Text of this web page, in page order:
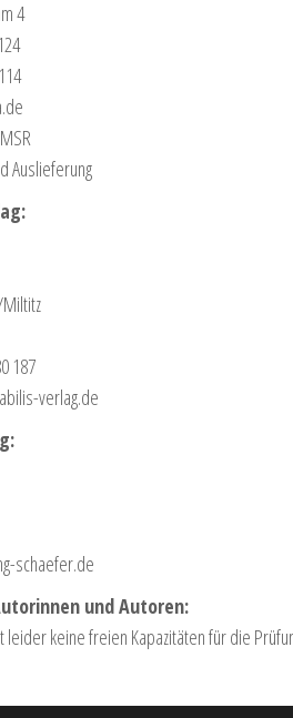
4
Auslieferung
187
verlag.de
schaefer.de
und Autoren:
keine freien Kapazitäten für die